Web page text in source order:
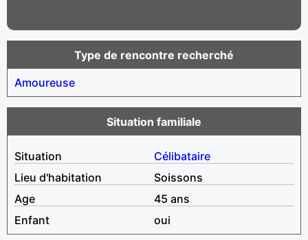
Type de rencontre recherché
Amoureuse
Situation familiale
Situation
Célibataire
Lieu d'habitation
Soissons
Age
45 ans
Enfant
oui